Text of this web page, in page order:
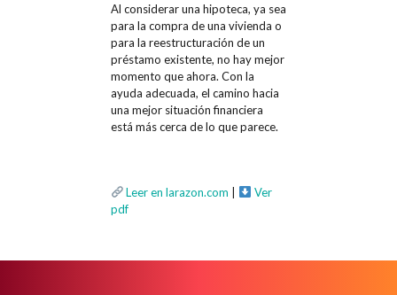
Al considerar una hipoteca, ya sea
para la compra de una vivienda o
para la reestructuración de un
préstamo existente, no hay mejor
momento que ahora. Con la
ayuda adecuada, el camino hacia
una mejor situación financiera
está más cerca de lo que parece.
Leer en larazon.com
Ver
pdf